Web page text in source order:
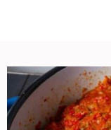
(Press
Enter)